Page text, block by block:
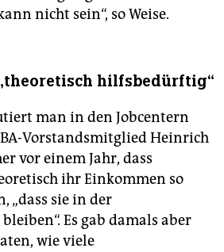
nicht sein“, so Weise.
hilfsbedürftig“
man in den Jobcentern
Vorstandsmitglied Heinrich
vor einem Jahr, dass
ihr Einkommen so
„dass sie in der
Es gab damals aber
wie viele